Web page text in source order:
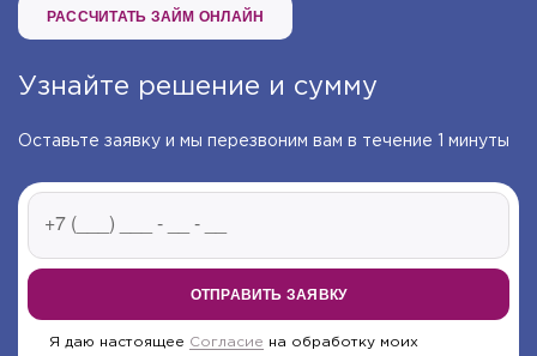
РАССЧИТАТЬ ЗАЙМ ОНЛАЙН
Узнайте решение и сумму
Оставьте заявку и мы перезвоним вам в течение 1 минуты
ОТПРАВИТЬ ЗАЯВКУ
Я даю настоящее Согласие на обработку моих